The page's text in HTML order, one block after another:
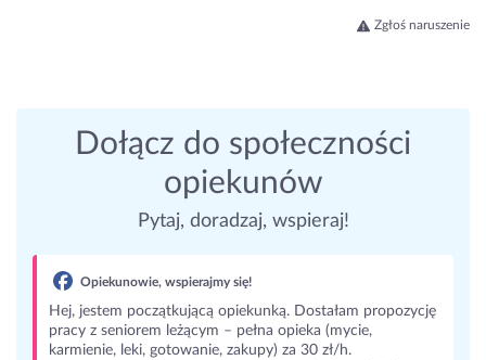
Zgłoś naruszenie
Dołącz do społeczności
opiekunów
Pytaj, doradzaj, wspieraj!
Opiekunowie, wspierajmy się!
Hej, jestem początkującą opiekunką. Dostałam propozycję
pracy z seniorem leżącym – pełna opieka (mycie,
karmienie, leki, gotowanie, zakupy) za 30 zł/h.